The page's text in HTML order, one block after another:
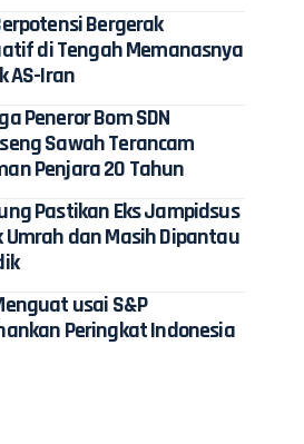
Bergerak
di Tengah Memanasnya
AS-Iran
Peneror Bom SDN
Sawah Terancam
Penjara 20 Tahun
Pastikan Eks Jampidsus
Umrah dan Masih Dipantau
usai S&P
Peringkat Indonesia